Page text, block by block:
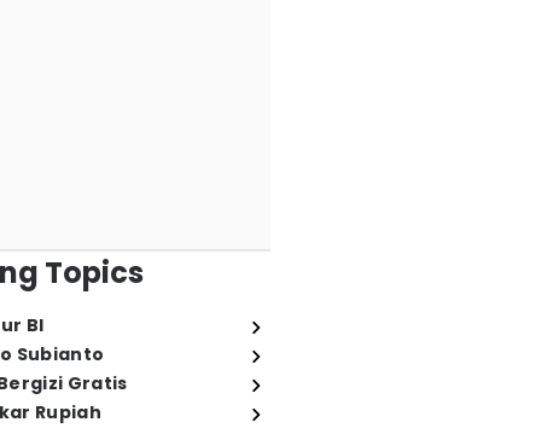
Topics
BI
Subianto
Gratis
Rupiah